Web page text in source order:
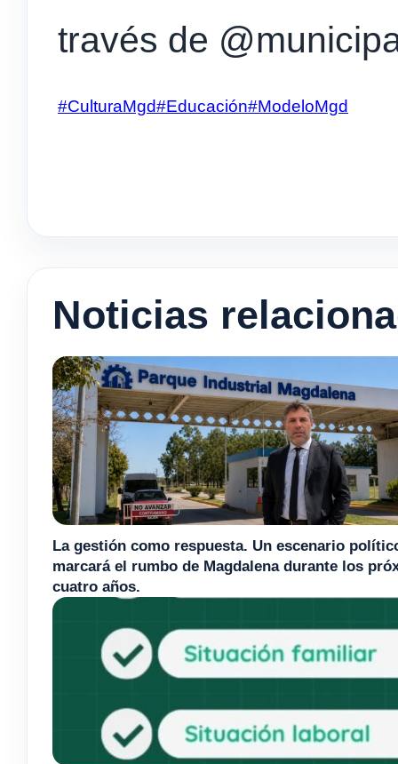
través de
#CulturaMgd#Educación#ModeloMgd
Noticias
La gestión como respuesta. Un escenario
marcará el rumbo de Magdalena durante los
cuatro años.